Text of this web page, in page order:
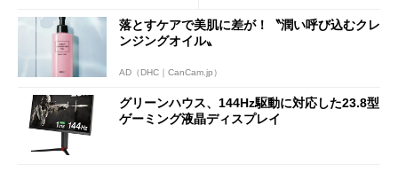
落とすケアで美肌に差が！〝潤い呼び込むクレ
ンジングオイル〟
AD（DHC｜CanCam.jp）
グリーンハウス、144Hz駆動に対応した23.8型
ゲーミング液晶ディスプレイ